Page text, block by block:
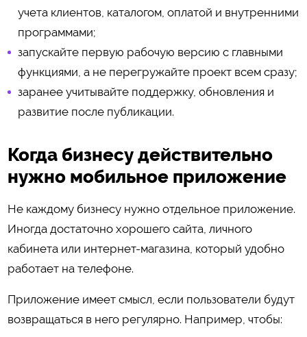
учета клиентов, каталогом, оплатой и внутренними
программами;
запускайте первую рабочую версию с главными
функциями, а не перегружайте проект всем сразу;
заранее учитывайте поддержку, обновления и
развитие после публикации.
Когда бизнесу действительно
нужно мобильное приложение
Не каждому бизнесу нужно отдельное приложение.
Иногда достаточно хорошего сайта, личного
кабинета или интернет-магазина, который удобно
работает на телефоне.
Приложение имеет смысл, если пользователи будут
возвращаться в него регулярно. Например, чтобы: